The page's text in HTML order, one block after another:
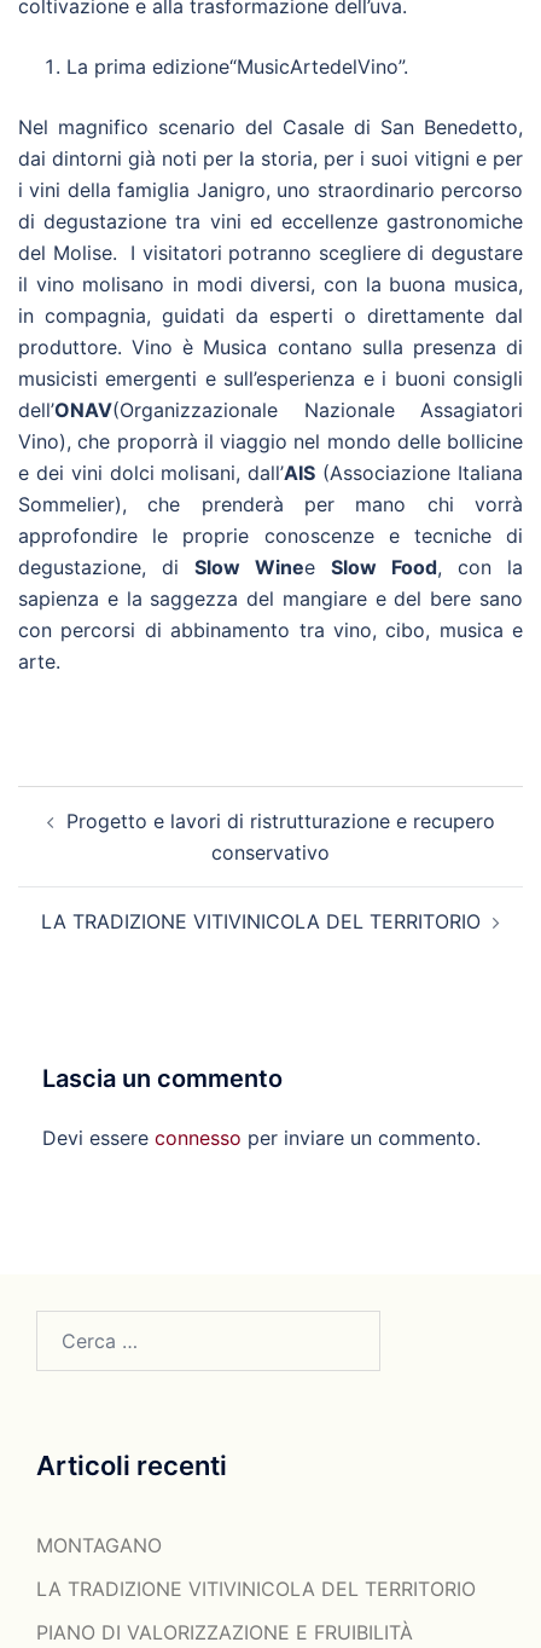
coltivazione e alla trasformazione dell’uva.
La prima edizione“MusicArtedelVino”.
Nel magnifico scenario del Casale di San Benedetto,
dai dintorni già noti per la storia, per i suoi vitigni e per
i vini della famiglia Janigro, uno straordinario percorso
di degustazione tra vini ed eccellenze gastronomiche
del Molise. I visitatori potranno scegliere di degustare
il vino molisano in modi diversi, con la buona musica,
in compagnia, guidati da esperti o direttamente dal
produttore. Vino è Musica contano sulla presenza di
musicisti emergenti e sull’esperienza e i buoni consigli
dell’ONAV(Organizzazionale Nazionale Assagiatori
Vino), che proporrà il viaggio nel mondo delle bollicine
e dei vini dolci molisani, dall’AIS (Associazione Italiana
Sommelier), che prenderà per mano chi vorrà
approfondire le proprie conoscenze e tecniche di
degustazione, di Slow Winee Slow Food, con la
sapienza e la saggezza del mangiare e del bere sano
con percorsi di abbinamento tra vino, cibo, musica e
arte.
articolo
Progetto e lavori di ristrutturazione e recupero
conservativo
LA TRADIZIONE VITIVINICOLA DEL TERRITORIO
Lascia un commento
Devi essere connesso per inviare un commento.
per:
Articoli recenti
MONTAGANO
LA TRADIZIONE VITIVINICOLA DEL TERRITORIO
PIANO DI VALORIZZAZIONE E FRUIBILITÀ